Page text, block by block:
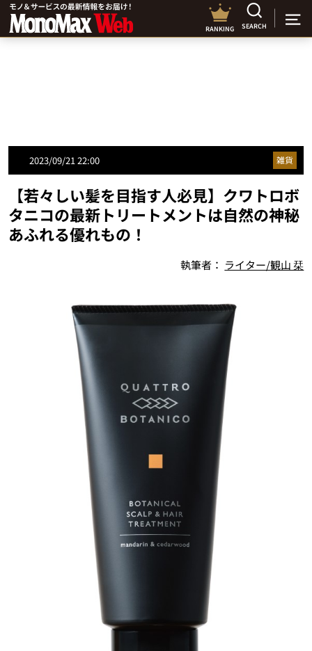
RANKING SEARCH
2023/09/21 22:00 雑貨
【若々しい髪を目指す人必見】クワトロボ
タニコの最新トリートメントは自然の神秘
あふれる優れもの！
執筆者： ライター/観山 栞